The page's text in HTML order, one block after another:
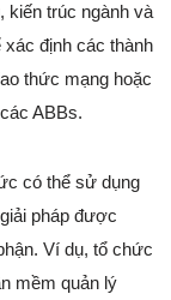
kiến trúc ngành và
xác định các thành
thức mạng hoặc
ABBs.
có thể sử dụng
pháp được
Ví dụ, tổ chức
mềm quản lý